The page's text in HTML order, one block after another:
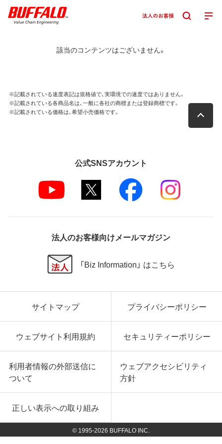
該当のコンテンツはございません。
※記載されている速度表記は規格値で、実環境での速度ではありません。
※記載されている各商品名は、一般に各社の商標または登録商標です。
※記載されている価格は、希望小売価格です。
公式SNSアカウント
法人のお客様向けメールマガジン
「Biz Information」 はこちら
サイトマップ プライバシーポリシー
ウェブサイト利用規約 セキュリティーポリシー
利用者情報の外部送信に
ついて
ウェブアクセシビリティ
方針
正しい表示への取り組み
© 1995-2026 BUFFALO INC.